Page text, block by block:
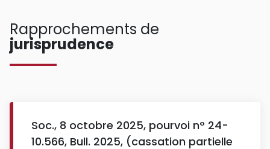
Rapprochements de
jurisprudence
Soc., 8 octobre 2025, pourvoi n° 24-
10.566, Bull. 2025, (cassation partielle